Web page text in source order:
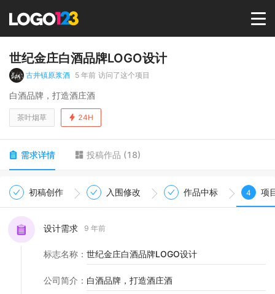
首页
LOGO
世纪金庄白酒品牌LOGO设计
古井镇原浆酒 5 年前 访问了这个项目
白酒品牌，打造酒庄酒
茶叶烟草 24H
需求详情 投稿作品 (18)
初稿创作 入围修改 作品中标 4 项
设计需求 9 年前
标志名称 ： 世纪金庄白酒品牌LOGO设计
公司简介 ： 白酒品牌，打造酒庄酒